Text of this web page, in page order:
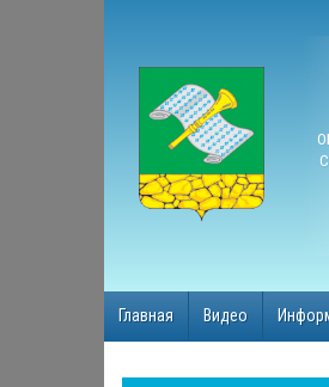
Главная Видео